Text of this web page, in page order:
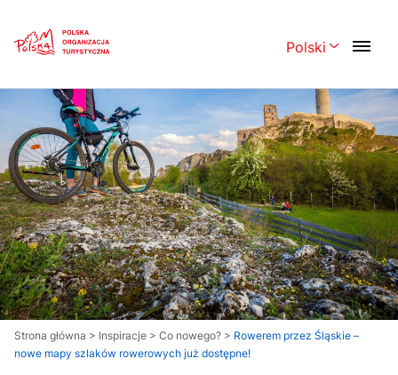
Polski
English
Česká 中国
Dansk Deutsch
Español Français
Italiano Magyar
Nederlands 日本語
Português Norsk
Strona główna > Inspiracje > Co nowego? > Rowerem przez Śląskie –
nowe mapy szlaków rowerowych już dostępne!